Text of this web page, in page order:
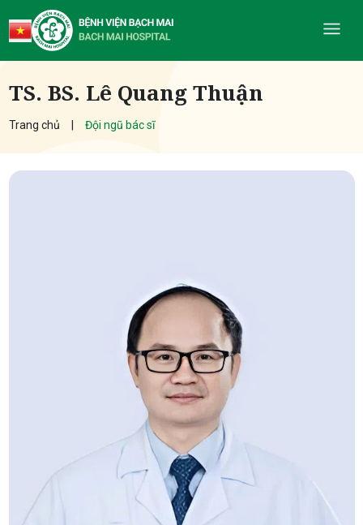
TS. BS. Lê Quang Thuận
Trang chủ Đội ngũ bác sĩ